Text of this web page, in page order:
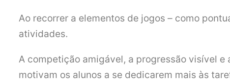
Ao recorrer a elementos de jogos – como
atividades.
A competição amigável, a progressão visível
motivam os alunos a se dedicarem mais às